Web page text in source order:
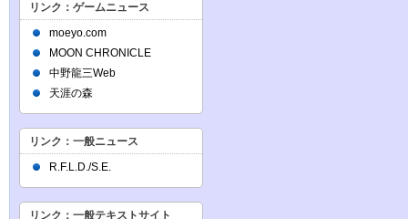
リンク：ゲームニュース
moeyo.com
MOON CHRONICLE
中野龍三Web
天涯の森
リンク：一般ニュース
R.F.L.D./S.E.
リンク：一般テキストサイト